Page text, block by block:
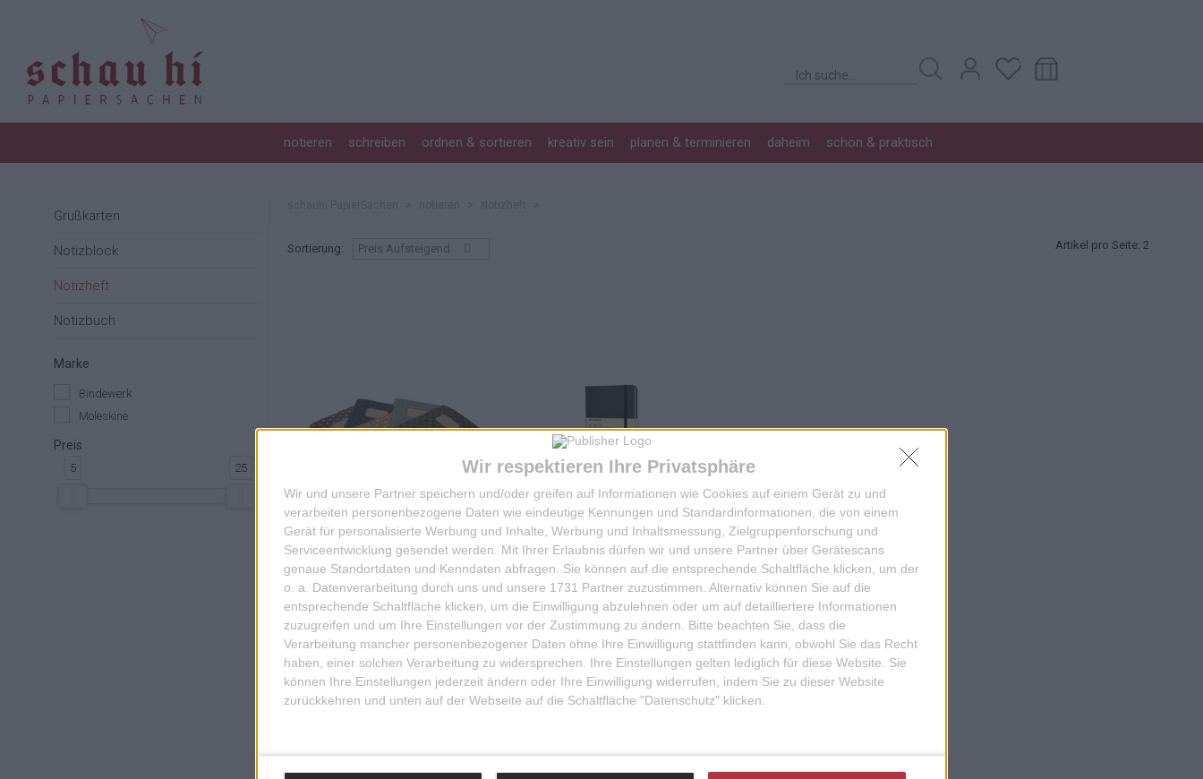
Wir respektieren Ihre Privatsphäre
Wir und unsere Partner speichern und/oder greifen auf Informationen wie Cookies auf einem Gerät zu und
verarbeiten personenbezogene Daten wie eindeutige Kennungen und Standardinformationen, die von einem
Gerät für personalisierte Werbung und Inhalte, Werbung und Inhaltsmessung, Zielgruppenforschung und
Serviceentwicklung gesendet werden.
Mit Ihrer Erlaubnis dürfen wir und unsere Partner über Gerätescans
genaue Standortdaten und Kenndaten abfragen. Sie können auf die entsprechende Schaltfläche klicken, um der
o. a. Datenverarbeitung durch uns und unsere 1731 Partner zuzustimmen. Alternativ können Sie auf die
entsprechende Schaltfläche klicken, um die Einwilligung abzulehnen oder um auf detailliertere Informationen
zuzugreifen und um Ihre Einstellungen vor der Zustimmung zu ändern.
Bitte beachten Sie, dass die
Verarbeitung mancher personenbezogener Daten ohne Ihre Einwilligung stattfinden kann, obwohl Sie das Recht
haben, einer solchen Verarbeitung zu widersprechen. Ihre Einstellungen gelten lediglich für diese Website. Sie
können Ihre Einstellungen jederzeit ändern oder Ihre Einwilligung widerrufen, indem Sie zu dieser Website
zurückkehren und unten auf der Webseite auf die Schaltfläche "Datenschutz" klicken.
notieren schreiben ordnen & sortieren kreativ sein planen & terminieren daheim schön & praktisch
FÜLLER
FOTOALBUM
BÜROZUBEHÖR
STEMPEL
ROTERFADEN TASCHENBEGLEITER
KERZEN
SIDEBYSIDE
UNTERSETZER HOLZPOST
360 GRAD SACHEN
Grußkarten
Notizblock
Notizheft
Notizbuch
Marke
Bindewerk
Moleskine
Preis
5 25
Sortierung: Preis Aufsteigend Artikel pro Seite: 2
HEFT A5 OLIVIA 32 BLATT
5,00 EUR
ZUM ARTIKEL
NOTIZBUCH A5 LARGE
CLASSIC HC
24,50 EUR
1 - 2 von 2 Artikeln